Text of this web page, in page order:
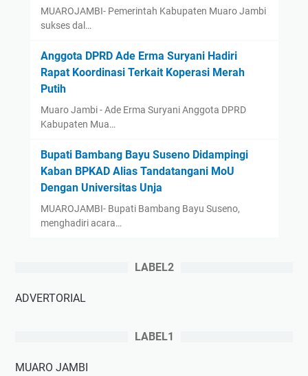
‎MUAROJAMBI- Pemerintah Kabupaten Muaro Jambi
sukses dal…
Anggota DPRD Ade Erma Suryani Hadiri
Rapat Koordinasi Terkait Koperasi Merah
Putih
Muaro Jambi - Ade Erma Suryani Anggota DPRD
Kabupaten Mua…
‎Bupati Bambang Bayu Suseno Didampingi
Kaban BPKAD Alias Tandatangani MoU
Dengan Universitas Unja ‎ ‎
‎MUAROJAMBI- Bupati Bambang Bayu Suseno,
menghadiri acara…
LABEL2
ADVERTORIAL
LABEL1
MUARO JAMBI